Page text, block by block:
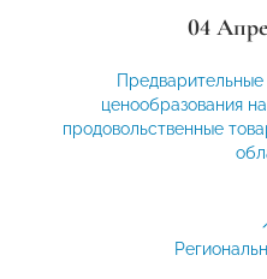
04
ценообразования
продовольственные